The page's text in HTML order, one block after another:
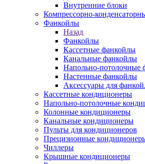
Внутренние блоки
Компрессорно-
Фанкойлы
Назад
Фанкойлы
Кассетные фанкойлы
Канальные фанкойлы
Напольно-потолочные
Настенные фанкойлы
Аксессуары для
Кассетные кондиционеры
Напольно-потолочные
Колонные кондиционеры
Канальные кондиционеры
Пульты для кондиционеров
Прецизионные
Чиллеры
Крышные кондиционеры